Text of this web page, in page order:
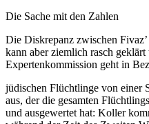
Die Sache mit den Zahlen
Die Diskrepanz zwischen
kann aber ziemlich rasch
Expertenkommission geht in
jüdischen Flüchtlinge von einer
aus, der die gesamten
und ausgewertet hat: Koller